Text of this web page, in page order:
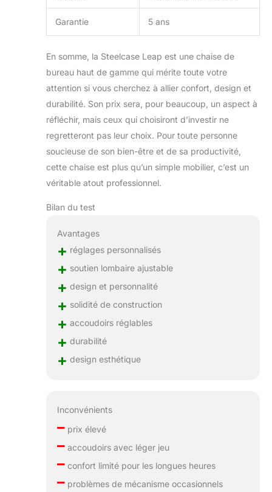
Garantie 5 ans
En somme, la Steelcase Leap est une chaise de
bureau haut de gamme qui mérite toute votre
attention si vous cherchez à allier confort, design et
durabilité. Son prix sera, pour beaucoup, un aspect à
réfléchir, mais ceux qui choisiront d’investir ne
regretteront pas leur choix. Pour toute personne
soucieuse de son bien-être et de sa productivité,
cette chaise est plus qu’un simple mobilier, c’est un
véritable atout professionnel.
Bilan du test
Avantages
+ réglages personnalisés
+ soutien lombaire ajustable
+ design et personnalité
+ solidité de construction
+ accoudoirs réglables
+ durabilité
+ design esthétique
Inconvénients
–prix élevé
–accoudoirs avec léger jeu
–confort limité pour les longues heures
–problèmes de mécanisme occasionnels